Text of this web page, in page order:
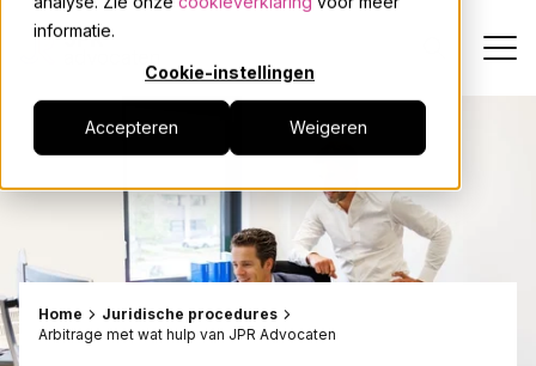
informatie.
Cookie-instellingen
Accepteren Weigeren
Dienstverlening
Onze mensen
Actueel
Home
Juridische procedures
Arbitrage met wat hulp van JPR Advocaten